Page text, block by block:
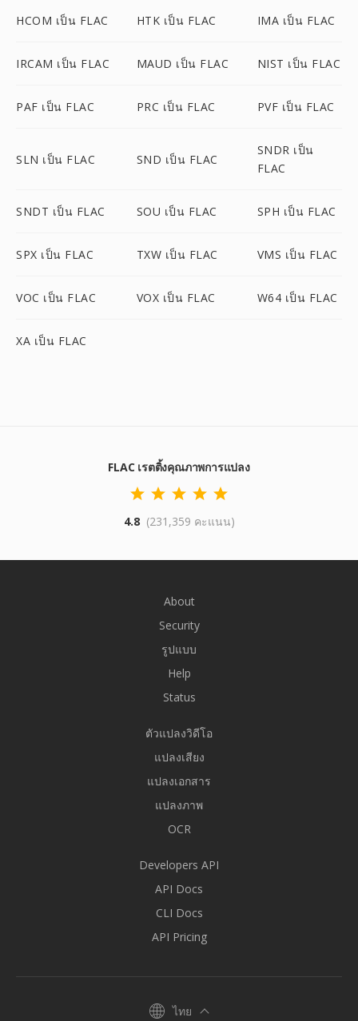
HCOM เป็น FLAC HTK เป็น FLAC IMA เป็น FLAC
IRCAM เป็น FLAC MAUD เป็น FLAC NIST เป็น FLAC
PAF เป็น FLAC PRC เป็น FLAC PVF เป็น FLAC
SLN เป็น FLAC SND เป็น FLAC
SNDR เป็น
FLAC
SNDT เป็น FLAC SOU เป็น FLAC SPH เป็น FLAC
SPX เป็น FLAC TXW เป็น FLAC VMS เป็น FLAC
VOC เป็น FLAC VOX เป็น FLAC W64 เป็น FLAC
XA เป็น FLAC
FLAC เรตติ้งคุณภาพการแปลง
4.8 (231,359 คะแนน)
About
Security
รูปแบบ
Help
Status
ตัวแปลงวิดีโอ
แปลงเสียง
แปลงเอกสาร
แปลงภาพ
OCR
Developers API
API Docs
CLI Docs
API Pricing
ไทย